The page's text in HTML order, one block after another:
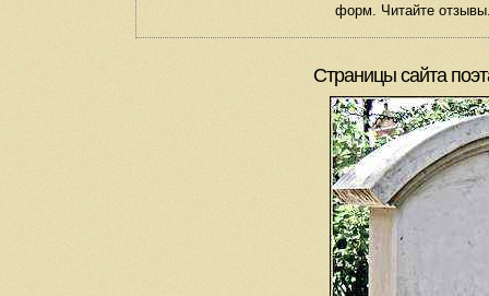
форм. Читайте
Страницы сайта